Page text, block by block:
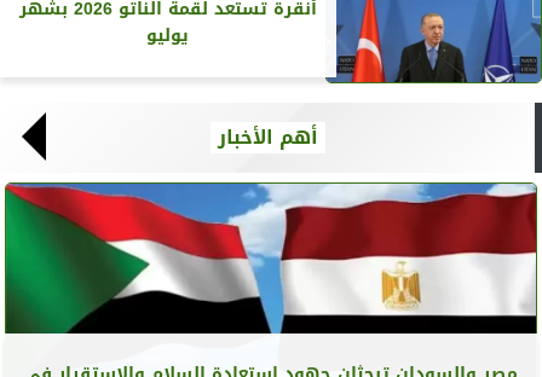
أنقرة تستعد لقمة الناتو 2026 بشهر
يوليو
أهم الأخبار